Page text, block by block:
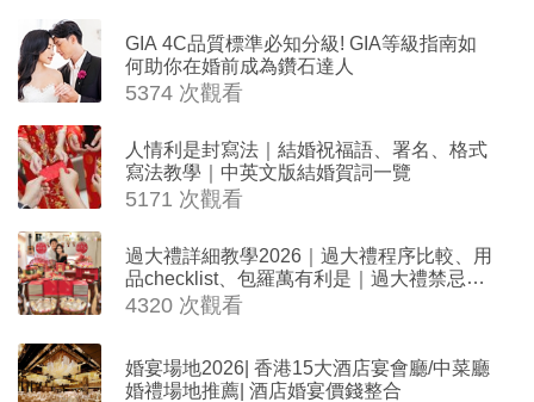
GIA 4C品質標準必知分級! GIA等級指南如
何助你在婚前成為鑽石達人
5374 次觀看
人情利是封寫法｜結婚祝福語、署名、格式
寫法教學｜中英文版結婚賀詞一覽
5171 次觀看
過大禮詳細教學2026｜過大禮程序比較、用
品checklist、包羅萬有利是｜過大禮禁忌及
吉祥說話
4320 次觀看
婚宴場地2026| 香港15大酒店宴會廳/中菜廳
婚禮場地推薦| 酒店婚宴價錢整合